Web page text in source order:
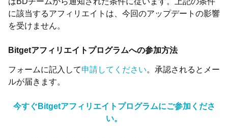
に該当するアフィリエイトは、今回のアップデートの影響
を受けません。
Bitgetアフィリエイトプログラムへの参加方法
フォームに記入して申請してください。承認されるとメー
ルが届きます。
今すぐBitgetアフィリエイトプログラムにご参加くださ
い。